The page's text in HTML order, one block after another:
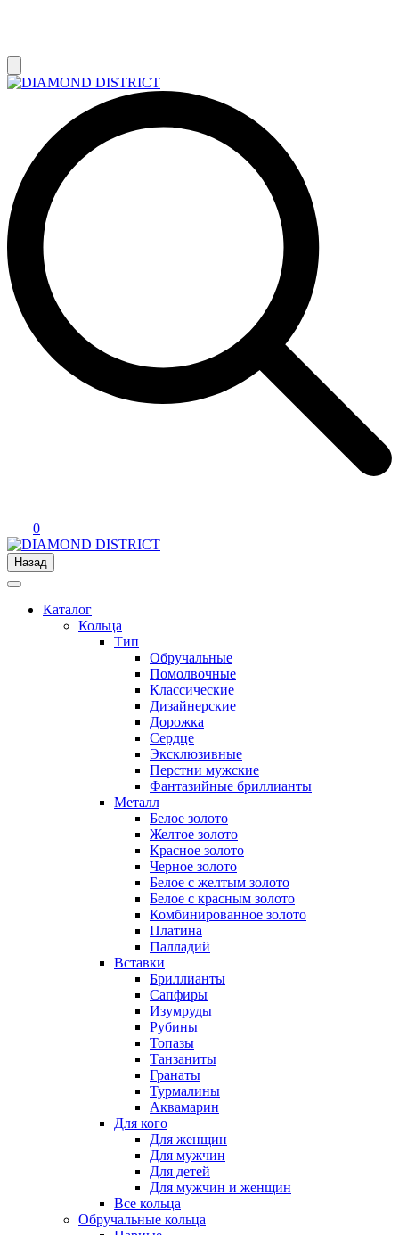
0
Назад
Каталог
Кольца
Тип
Обручальные
Помолвочные
Классические
Дизайнерские
Дорожка
Сердце
Эксклюзивные
Перстни мужские
Фантазийные бриллианты
Металл
Белое золото
Желтое золото
Красное золото
Черное золото
Белое с желтым золото
Белое с красным золото
Комбинированное золото
Платина
Палладий
Вставки
Бриллианты
Сапфиры
Изумруды
Рубины
Топазы
Танзаниты
Гранаты
Турмалины
Аквамарин
Для кого
Для женщин
Для мужчин
Для детей
Для мужчин и женщин
Все кольца
Обручальные кольца